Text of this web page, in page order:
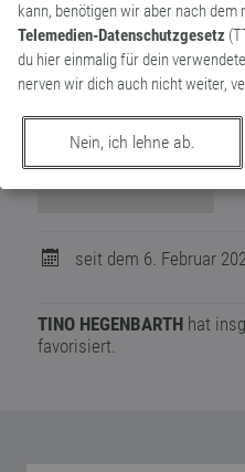
kann, benötigen wir aber nach dem
Telemedien-Datenschutzgesetz
du hier einmalig für dein
nerven wir dich auch nicht weiter,
Nein, ich lehne ab.
seit dem 6. Februar
TINO HEGENBARTHhat
favorisiert.